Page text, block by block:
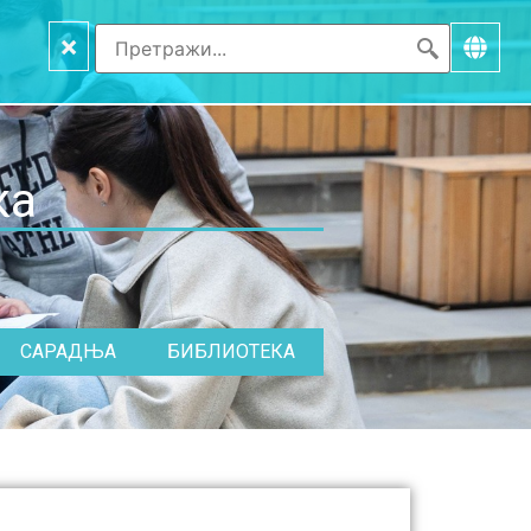
×
САРАДЊА БИБЛИОТЕКА